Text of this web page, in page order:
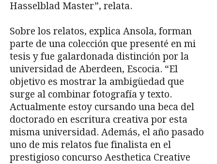
Hasselblad Master”, relata.
Sobre los relatos, explica Ansola, forman
parte de una colección que presenté en mi
tesis y fue galardonada distinción por la
universidad de Aberdeen, Escocia. “El
objetivo es mostrar la ambigüedad que
surge al combinar fotografía y texto.
Actualmente estoy cursando una beca del
doctorado en escritura creativa por esta
misma universidad. Además, el año pasado
uno de mis relatos fue finalista en el
prestigioso concurso Aesthetica Creative